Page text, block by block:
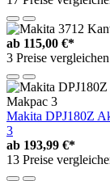
ab 115,00 €*
3 Preise vergleichen
Makita DPJ180Z
3
ab 193,99 €*
13 Preise